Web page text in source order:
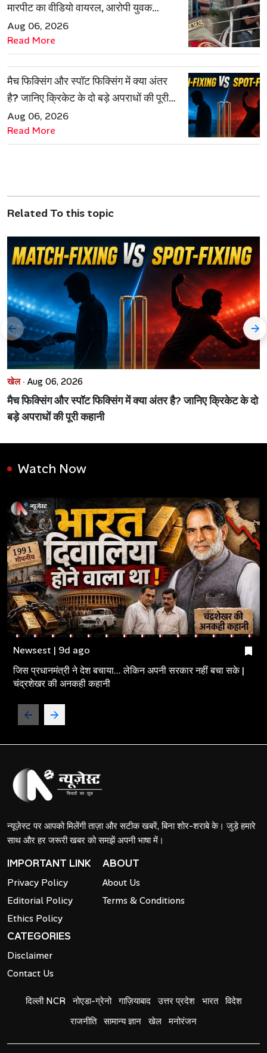
मारपीट का वीडियो वायरल, आरोपी युवक
हिरासत में
Aug 06, 2026
Read More
मैच फिक्सिंग और स्पॉट फिक्सिंग में क्या अंतर
है? जानिए क्रिकेट के दो बड़े अपराधों की पूरी
कहानी
Aug 06, 2026
Read More
Related To this topic
खेल · Aug 06, 2026
मैच फिक्सिंग और स्पॉट फिक्सिंग में क्या अंतर है? जानिए क्रिकेट के दो
बड़े अपराधों की पूरी कहानी
Watch Now
Newsest | 9d ago
जिस प्रधानमंत्री ने देश बचाया... लेकिन अपनी सरकार नहीं बचा सके |
चंद्रशेखर की अनकही कहानी
न्यूज़ेस्ट पर आपको मिलेंगी ताज़ा और सटीक खबरें, बिना शोर-शराबे के। जुड़े हमारे
साथ और हर जरूरी खबर को समझें अपनी भाषा में।
IMPORTANT LINK
Privacy Policy
Editorial Policy
Ethics Policy
ABOUT
About Us
Terms & Conditions
CATEGORIES
Disclaimer
Contact Us
दिल्ली NCR नोएडा-ग्रेनो गाज़ियाबाद उत्तर प्रदेश भारत विदेश
राजनीति सामान्य ज्ञान खेल मनोरंजन